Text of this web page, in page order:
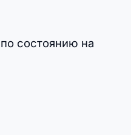
состоянию на